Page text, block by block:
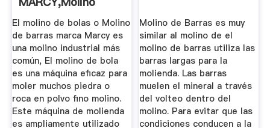
Barras Marcy,Molino
...
El molino de bolas o Molino
de barras marca Marcy es
una molino industrial más
común, El molino de bola
es una máquina eficaz para
moler muchos piedra o
roca en polvo fino molino.
Este máquina de molienda
es ampliamente utilizado
Molino de Barras es muy
similar al molino de el
molino de barras utiliza las
barras largas para la
molienda. Las barras
muelen el mineral a través
del volteo dentro del
molino. Para evitar que las
condiciones conducen a la